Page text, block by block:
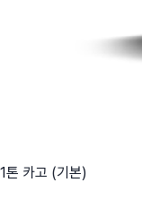
1톤 카고 (기본)